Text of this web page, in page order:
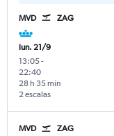
MVD ZAG
lun. 21/9
13:05-
22:40
2 escalas
28 h 35 min
MVD ZAG